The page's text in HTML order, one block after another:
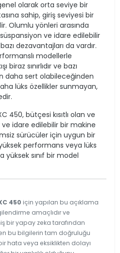
olarak orta seviye bir
sahip, giriş seviyesi bir
Olumlu yönleri arasında
ve idare edilebilir
dezavantajları da vardır.
modellerle
biraz sınırlıdır ve bazı
daha sert olabileceğinden
lüks özellikler sunmayan,
450, bütçesi kısıtlı olan ve
idare edilebilir bir makine
sürücüler için uygun bir
performans veya lüks
yüksek sınıf bir model
450 için yapılan bu açıklama
amaçlıdır ve
bir yapay zeka tarafından
bu bilgilerin tam doğruluğu
hata veya eksiklikten dolayı